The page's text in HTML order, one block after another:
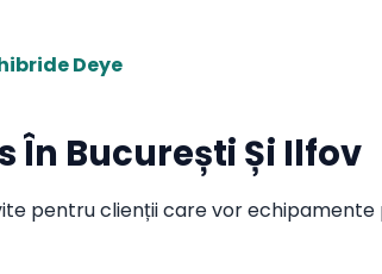
Deye
În București Și Ilfov
pentru clienții care vor